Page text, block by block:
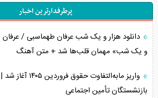
جاده ابریشم فضایی/ نفوذ راهبردی و فرازمینی
انصارالله و تثبیت معادله «محاصره برابر
مصالحه نافرجام سعودی – اماراتی
پرطرفدارترین اخبار
دانلود هزار و یک شب عرفان طهماسبی / عرفان
و یک شب» مهمان قلب‌ها شد + متن آهنگ
واریز مابه‌التفاوت
بازنشستگان تأمین اجتماعی